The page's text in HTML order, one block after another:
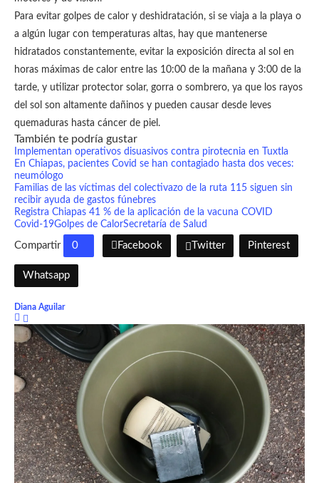
Para evitar golpes de calor y deshidratación, si se viaja a la playa o
a algún lugar con temperaturas altas, hay que mantenerse
hidratados constantemente, evitar la exposición directa al sol en
horas máximas de calor entre las 10:00 de la mañana y 3:00 de la
tarde, y utilizar protector solar, gorra o sombrero, ya que los rayos
del sol son altamente dañinos y pueden causar desde leves
quemaduras hasta cáncer de piel.
También te podría gustar
Implementan operativos disuasivos contra pirotecnia en Tuxtla
En Chiapas, pacientes Covid se han contagiado hasta dos veces:
neumólogo
Familias de las víctimas del colectivazo de la ruta 115 siguen sin
recibir ayuda de gastos fúnebres
Registra Chiapas 41 % de la aplicación de la vacuna COVID
Covid-19Golpes de CalorSecretaría de Salud
Compartir 0 Facebook Twitter Pinterest
Whatsapp
Diana Aguilar